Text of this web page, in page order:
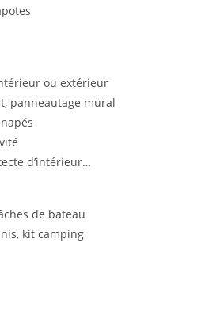
ou extérieur
panneautage mural
d’intérieur…
de bateau
kit camping